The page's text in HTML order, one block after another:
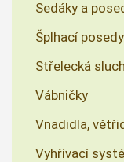
Sedáky a
Šplhací posedy
Střelecká
Vábničky
Vnadidla,
Vyhřívací